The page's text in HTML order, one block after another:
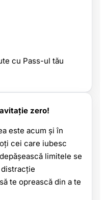
cu Pass-ul tău
zero!
este acum și în
cei care iubesc
limitele se
te oprească din a te